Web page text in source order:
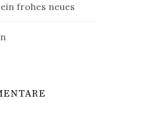
frohes neues